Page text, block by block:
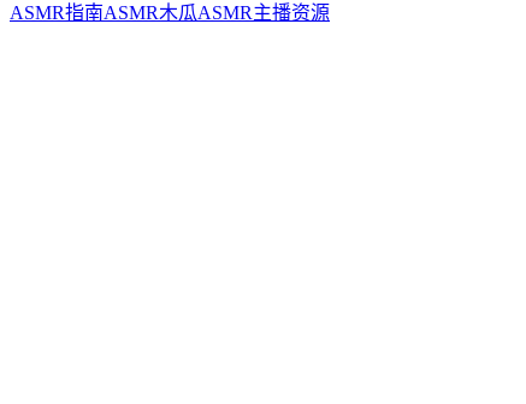
ASMR指南ASMR木瓜ASMR主播资源